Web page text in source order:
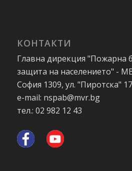
КОНТАКТИ
Главна дирекция "Пожарна
защита на населението" -
София 1309, ул. "Пиротска"
e-mail: nspab@mvr.bg
тел.: 02 982 12 43